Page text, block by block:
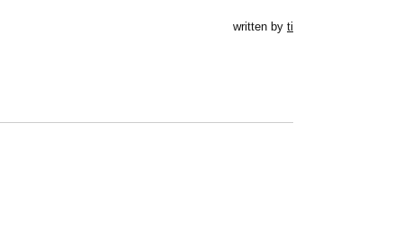
written by ti